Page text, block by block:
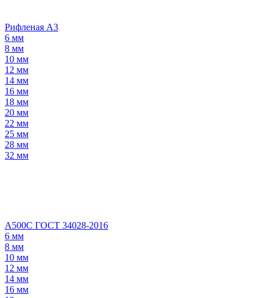
Рифленая А3
6 мм
8 мм
10 мм
12 мм
14 мм
16 мм
18 мм
20 мм
22 мм
25 мм
28 мм
32 мм
А500С ГОСТ 34028-2016
6 мм
8 мм
10 мм
12 мм
14 мм
16 мм